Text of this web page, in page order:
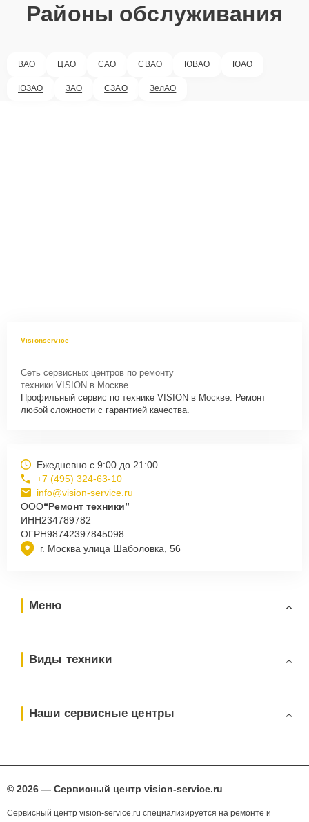
Районы обслуживания
ВАО ЦАО САО СВАО ЮВАО ЮАО
ЮЗАО ЗАО СЗАО ЗелАО
Visionservice
Сеть сервисных центров по ремонту
техники VISION в Москве.
Профильный сервис по технике VISION в Москве. Ремонт
любой сложности с гарантией качества.
г. Москва улица Шаболовка, 56
Ежедневно с 9:00 до 21:00
+7 (495) 324-63-10
info@vision-service.ru
ООО“Ремонт техники”
ИНН234789782
ОГРН98742397845098
Меню
Виды техники
Наши сервисные центры
© 2026 — Сервисный центр vision-service.ru
Сервисный центр vision-service.ru специализируется на ремонте и